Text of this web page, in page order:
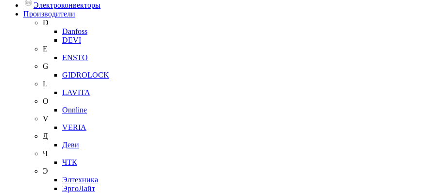
Электроконвекторы
Производители
D
Danfoss
DEVI
E
ENSTO
G
GIDROLOCK
L
LAVITA
O
Onnline
V
VERIA
Д
Деви
Ч
ЧТК
Э
Элтехника
ЭргоЛайт